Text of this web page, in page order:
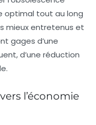
optimal tout au long
mieux entretenus et
gages d’une
d’une réduction
l’économie